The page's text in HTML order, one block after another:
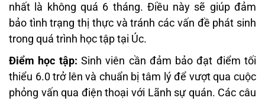
nhất là không quá 6 tháng. Điều này sẽ giúp đảm
bảo tình trạng thị thực và tránh các vấn đề phát sinh
trong quá trình học tập tại Úc.
Điểm học tập: Sinh viên cần đảm bảo đạt điểm tối
thiểu 6.0 trở lên và chuẩn bị tâm lý để vượt qua cuộc
phỏng vấn qua điện thoại với Lãnh sự quán. Các câu